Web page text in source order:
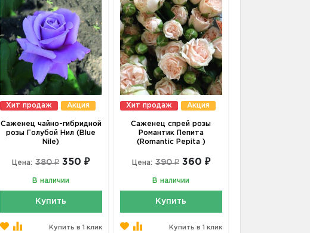
Хит продаж Акция
Саженец чайно-гибридной
розы Голубой Нил (Blue
Nile)
Цена: 380 ₽ 350 ₽
В наличии
Купить
Купить в 1 клик
Хит продаж Акция
Саженец спрей розы
Романтик Пепита
(Romantic Pepita )
Цена: 390 ₽ 360 ₽
В наличии
Купить
Купить в 1 клик